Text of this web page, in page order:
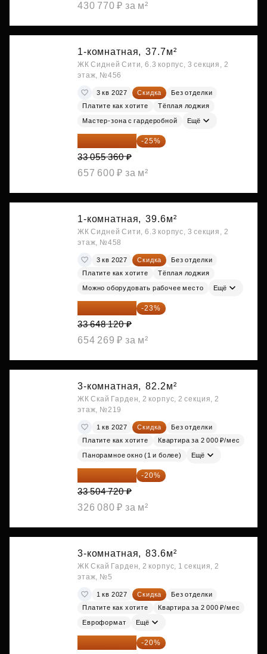
430 770 ₽ за м²
1-комнатная, 37.7м²
ЖК Сидней Сити, 6.3 корпус, 3 секция, 2
этаж, №456
3 кв 2027 Скидка
Без отделки
Платите как хотите
Тёплая лоджия
Мастер-зона с гардеробной Ещё
24 791 520 ₽ -25%
33 055 360 ₽
657 600 ₽ за м²
1-комнатная, 39.6м²
ЖК Сидней Сити, 6.3 корпус, 3 секция, 2
этаж, №458
3 кв 2027 Скидка
Без отделки
Платите как хотите
Тёплая лоджия
Можно оборудовать рабочее место Ещё
25 909 052 ₽ -23%
33 648 120 ₽
654 269 ₽ за м²
3-комнатная, 82.2м²
ЖК Скай Гарден, 2 корпус, 2 секция, 2
этаж, №219
1 кв 2027 Скидка
Без отделки
Платите как хотите
Квартира за 2 000 ₽/мес
Панорамное окно (1 и более) Ещё
26 803 776 ₽ -20%
33 504 720 ₽
326 080 ₽ за м²
3-комнатная, 83.6м²
ЖК Скай Гарден, 2 корпус, 1 секция, 2
этаж, №5
1 кв 2027 Скидка
Без отделки
Платите как хотите
Квартира за 2 000 ₽/мес
Евроформат Ещё
27 126 528 ₽ -20%